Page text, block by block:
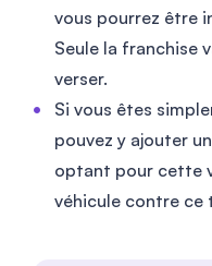
vous pourrez être
Seule la franchise
verser.
Si vous êtes
pouvez y ajouter
optant pour cette
véhicule contre ce